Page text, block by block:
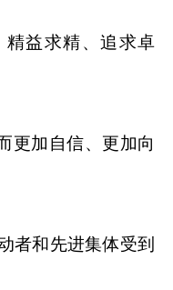
益求精、追求卓
更加自信、更加向
者和先进集体受到